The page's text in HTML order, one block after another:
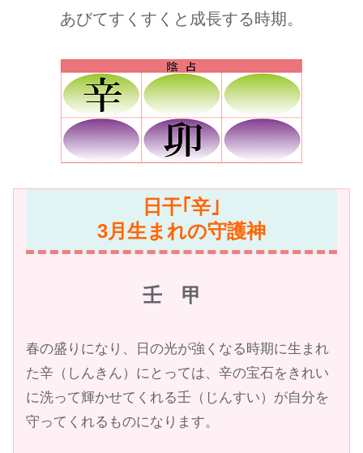
あびてすくすくと成長する時期。
日干｢辛｣
3月生まれの守護神
壬 甲
春の盛りになり、日の光が強くなる時期に生まれ
た辛（しんきん）にとっては、辛の宝石をきれい
に洗って輝かせてくれる壬（じんすい）が自分を
守ってくれるものになります。